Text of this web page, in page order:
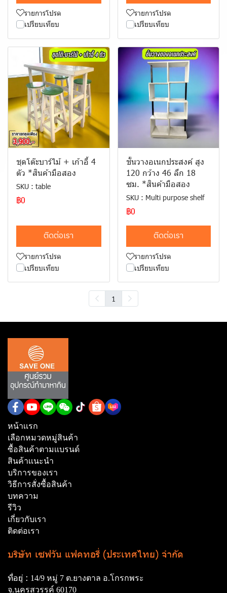
รายการโปรด
เปรียบเทียบ
รายการโปรด
เปรียบเทียบ
ชุดโต๊ะบาร์ไม้ + เก้าอี้ 4
ตัว *สินค้ามือสอง
SKU : table
฿0
ติดต่อเรา
รายการโปรด
เปรียบเทียบ
ชั้นวางอเนกประสงค์ สูง
120 กว้าง 46 ลึก 18
ซม. *สินค้ามือสอง
SKU : Multi purpose shelf
฿0
ติดต่อเรา
รายการโปรด
เปรียบเทียบ
1
หน้าเเรก
เลือกหมวดหมู่สินค้า
ซื้อสินค้าตามเเบรนด์
สินค้าเเนะนำ
บริการของเรา
วิธีการสั่งซื้อสินค้า
บทความ
รีวิว
เกี่ยวกับเรา
ติดต่อเรา
บริษัท เซฟวัน แฟคทอรี่ (ประเทศไทย) จำกัด
ที่อยู่ : 14/9 หมู่ 7 ต.ยางตาล อ.โกรกพระ
จ.นครสวรรค์ 60170